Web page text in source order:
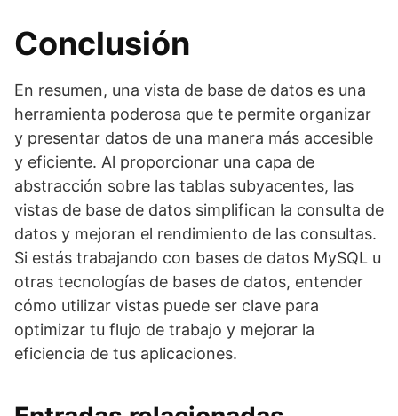
Conclusión
En resumen, una vista de base de datos es una
herramienta poderosa que te permite organizar
y presentar datos de una manera más accesible
y eficiente. Al proporcionar una capa de
abstracción sobre las tablas subyacentes, las
vistas de base de datos simplifican la consulta de
datos y mejoran el rendimiento de las consultas.
Si estás trabajando con bases de datos MySQL u
otras tecnologías de bases de datos, entender
cómo utilizar vistas puede ser clave para
optimizar tu flujo de trabajo y mejorar la
eficiencia de tus aplicaciones.